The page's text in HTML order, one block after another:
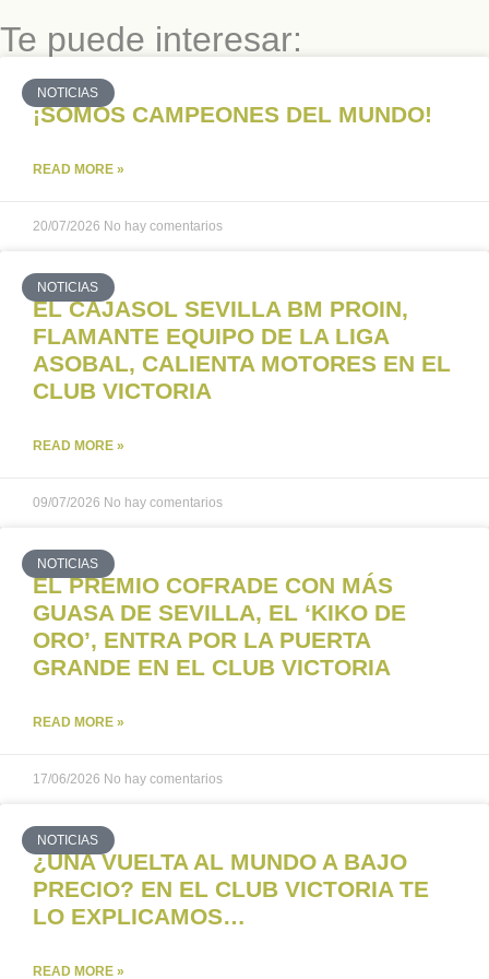
Te puede interesar:
NOTICIAS
¡SOMOS CAMPEONES DEL MUNDO!
READ MORE »
20/07/2026 No hay comentarios
NOTICIAS
EL CAJASOL SEVILLA BM PROIN,
FLAMANTE EQUIPO DE LA LIGA
ASOBAL, CALIENTA MOTORES EN EL
CLUB VICTORIA
READ MORE »
09/07/2026 No hay comentarios
NOTICIAS
EL PREMIO COFRADE CON MÁS
GUASA DE SEVILLA, EL ‘KIKO DE
ORO’, ENTRA POR LA PUERTA
GRANDE EN EL CLUB VICTORIA
READ MORE »
17/06/2026 No hay comentarios
NOTICIAS
¿UNA VUELTA AL MUNDO A BAJO
PRECIO? EN EL CLUB VICTORIA TE
LO EXPLICAMOS…
READ MORE »